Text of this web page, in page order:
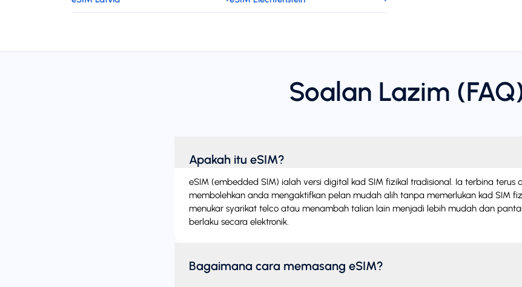
Soalan Lazim
Apakah itu eSIM?
eSIM (embedded SIM) ialah versi digital kad SIM fizikal tradisional. Ia terbina terus
membolehkan anda mengaktifkan pelan mudah alih tanpa memerlukan kad SIM
menukar syarikat telco atau menambah talian lain menjadi lebih mudah dan
berlaku secara elektronik.
Bagaimana cara memasang eSIM?